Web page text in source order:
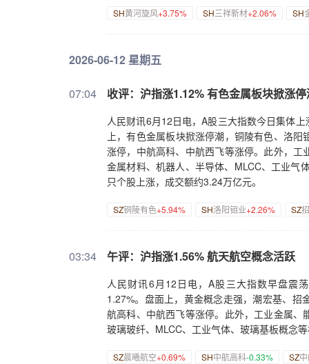
SH黄河旋风+3.75% SH三祥新材+2.06% SH
2026-06-12 星期五
07:04 收评：沪指涨1.12% 有色金属板块掀涨
人民财讯6月12日电，A股三大指数今日集体
上，有色金属板块掀涨停潮，铜陵有色、洛
涨停，中航高科、中航西飞等涨停。此外，
金属材料、机器人、半导体、MLCC、工业气
只个股上涨，成交额约3.24万亿元。
SZ铜陵有色+5.94% SH洛阳钼业+2.26% SZ
03:34 午评：沪指涨1.56% 航天航空概念活跃
人民财讯6月12日电，A股三大指数早盘震
1.27%。盘面上，黄金概念走强，潮宏基、
航高科、中航西飞等涨停。此外，工业金属
玻璃玻纤、MLCC、工业气体、玻璃基板概念
SZ晨曦航空+0.69% SH中航高科-0.33% SZ